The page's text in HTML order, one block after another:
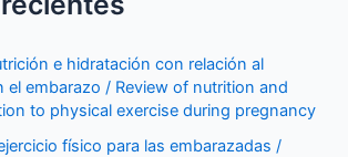
e hidratación con relación al
el embarazo / Review of nutrition and
to physical exercise during pregnancy
físico para las embarazadas /